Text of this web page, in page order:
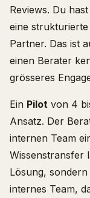
Reviews. Du
eine
Partner. Das ist
einen Berater
grösseres
Ein Pilot von 4
Ansatz. Der
internen Team
Wissenstransfer
Lösung,
internes Team,